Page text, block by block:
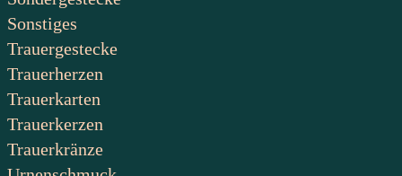
Sonstiges
Trauergestecke
Trauerherzen
Trauerkarten
Trauerkerzen
Trauerkränze